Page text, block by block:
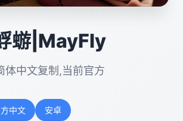
蝣|MayFly
体中文复制,当前官方
中文 安卓